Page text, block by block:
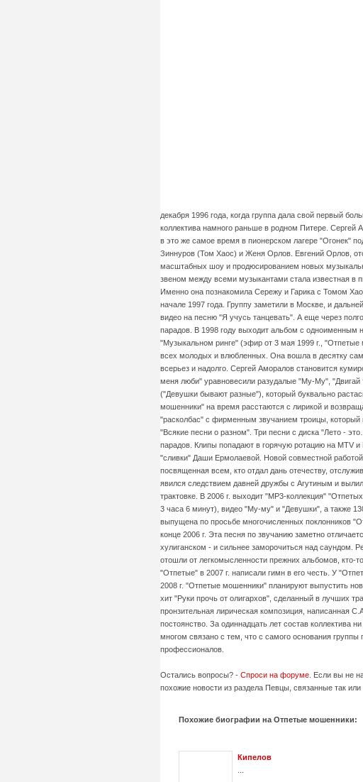
декабря 1996 года, когда группа дала свой первый
коллектива намного раньше в родном Питере. Сергей
в это же самое время в пионерском лагере "Огонек"
Зиннуров (Том Хаос) и Женя Орлов. Евгений Орлов,
масштабных шоу и продюсированием новых
звеном между всеми музыкантами стала известная в
Именно она познакомила Сережу и Гарика с Томом
начале 1997 года. Группу заметили в Москве, и
видео на песню "Я учусь танцевать". А еще через
парадов. В 1998 году выходит альбом с одноименным
"Музыкальном ринге" (эфир от 3 мая 1999 г.,
всех молодых и влюбленных. Она вошла в десятку
всерьез и надолго. Сергей Аморалов становится
меня люби" уравновесили разудалые "Му-Му", "Двигай
("Девушки бывают разные"), который буквально
мошенники" на время расстаются с лирикой и
"расколбас" с фирменным звучанием троицы, который
"Всякие песни о разном". Три песни с диска "Лето -
парадов. Клипы попадают в горячую ротацию на MTV
"сливки" Даши Ермолаевой. Новой совместной
посвященная всем, кто отдал дань отечеству,
явился следствием давней дружбы с Агутиным и
трактовке. В 2006 г. выходит "MP3-коллекция"
3 часа 6 минут), видео "Му-му" и "Девушки", а также
выпущена по просьбе многочисленных поклонников
конце 2006 г. Эта песня по звучанию заметно
хулиганском - и сильнее заморочиться над саундом.
отошли от легкомысленности прежних альбомов, кто-
"Отпетые" в 2007 г. написали гимн в его честь. У
2008 г. "Отпетые мошенники" планируют выпустить
хит "Руки прочь от олигархов", сделанный в лучших
пронзительная лирическая композиция, написанная
постоянство. За одиннадцать лет состав коллектива
многом связано с тем, что с самого основания
профессионалов.
Остались вопросы? - Спроси на форуме. Если вы не
похожие новости из раздела Певцы, связанные так
Похожие биографии на Отпетые мошенники:
Кипелов